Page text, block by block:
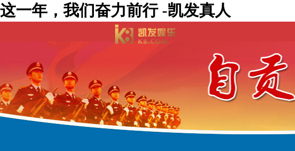
这一年，我们奋力前行 -凯发真人